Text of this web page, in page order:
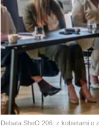
Debata SheO 206: z kobietami o